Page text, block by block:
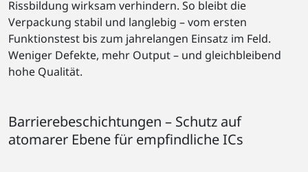
Rissbildung wirksam verhindern. So bleibt die
Verpackung stabil und langlebig – vom ersten
Funktionstest bis zum jahrelangen Einsatz im Feld.
Weniger Defekte, mehr Output – und gleichbleibend
hohe Qualität.
Barrierebeschichtungen – Schutz auf
atomarer Ebene für empfindliche ICs